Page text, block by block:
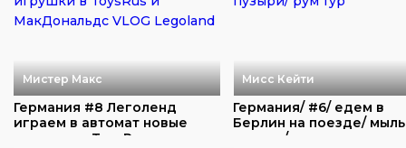
Мистер Макс
Германия #8 Леголенд
играем в автомат новые
игрушки в ToysRu...
Мисс Кейти
Германия/ #6/ едем в
Берлин на поезде/
пузыри/ рум т...